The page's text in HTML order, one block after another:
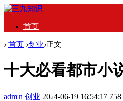
首页
› 首页 ›创业›正文
十大必看都市小
admin 创业 2024-06-19 16:54:17 758